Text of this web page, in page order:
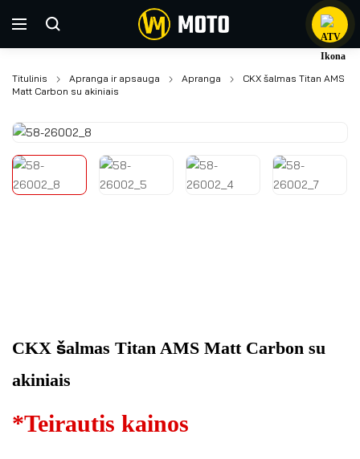
Titulinis Apranga ir apsauga Apranga
CKX šalmas Titan AMS
Matt Carbon su akiniais
CKX šalmas Titan AMS Matt Carbon su
akiniais
*Teirautis kainos